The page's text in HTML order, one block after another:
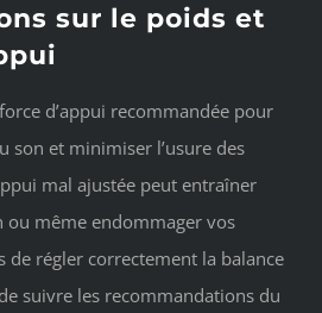
sur le poids et
d’appui recommandée pour
son et minimiser l’usure des
mal ajustée peut entraîner
ou même endommager vos
de régler correctement la balance
suivre les recommandations du